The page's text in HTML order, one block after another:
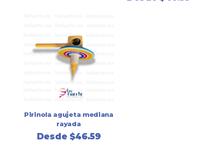
Pirinola agujeta mediana
rayada
Desde $46.59